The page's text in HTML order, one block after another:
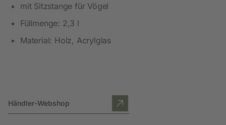
mit Sitzstange für Vögel
Füllmenge: 2,3 l
Material: Holz, Acrylglas
Händler-Webshop